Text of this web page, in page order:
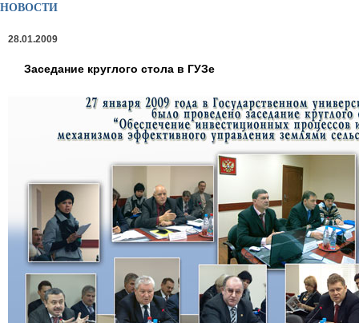
НОВОСТИ
28.01.2009
Заседание круглого стола в ГУЗе